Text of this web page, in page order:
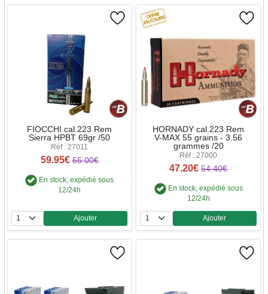
FIOCCHI cal.223 Rem
Sierra HPBT 69gr /50
Réf : 27011
59.95€ 65.00€
En stock, expédié sous
12/24h
Quantité
Ajouter
HORNADY cal.223 Rem
V-MAX 55 grains - 3.56
grammes /20
Réf : 27000
47.20€ 54.40€
En stock, expédié sous
12/24h
Quantité
Ajouter